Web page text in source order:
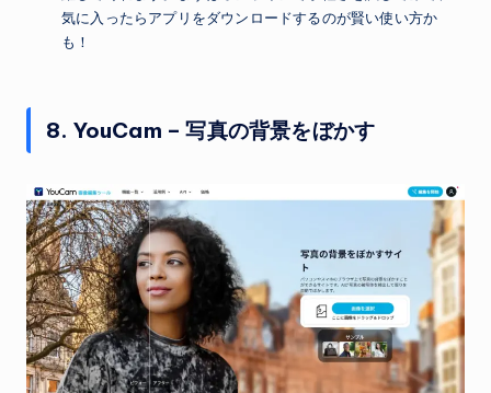
気に入ったらアプリをダウンロードするのが賢い使い方か
も！
8. YouCam – 写真の背景をぼかす